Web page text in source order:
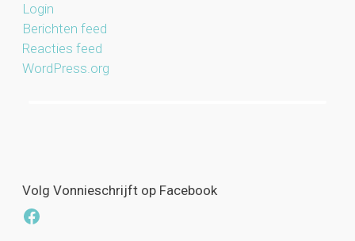
Login
Berichten feed
Reacties feed
WordPress.org
Volg Vonnieschrijft op Facebook
Facebook